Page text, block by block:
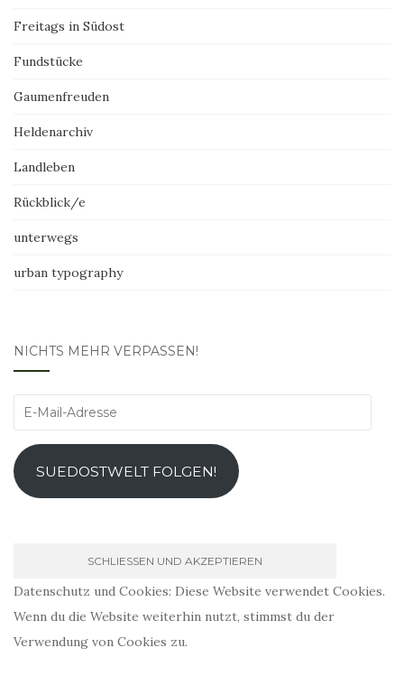
Freitags in Südost
Fundstücke
Gaumenfreuden
Heldenarchiv
Landleben
Rückblick/e
unterwegs
urban typography
NICHTS MEHR VERPASSEN!
E-
Adresse
SUEDOSTWELT FOLGEN!
Datenschutz und Cookies: Diese Website verwendet Cookies.
Wenn du die Website weiterhin nutzt, stimmst du der
Verwendung von Cookies zu.